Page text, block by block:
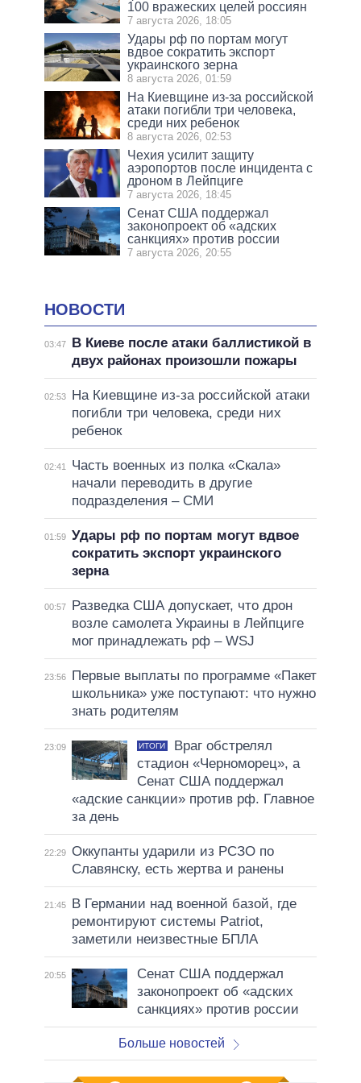
100 вражеских целей россиян
7 августа 2026, 18:05
Удары рф по портам могут
вдвое сократить экспорт
украинского зерна
8 августа 2026, 01:59
На Киевщине из-за российской
атаки погибли три человека,
среди них ребенок
8 августа 2026, 02:53
Чехия усилит защиту
аэропортов после инцидента с
дроном в Лейпциге
7 августа 2026, 18:45
Сенат США поддержал
законопроект об «адских
санкциях» против россии
7 августа 2026, 20:55
НОВОСТИ
03:47
В Киеве после атаки баллистикой в
двух районах произошли пожары
02:53
На Киевщине из-за российской атаки
погибли три человека, среди них
ребенок
02:41
Часть военных из полка «Скала»
начали переводить в другие
подразделения – СМИ
01:59 Удары рф по портам могут вдвое
сократить экспорт украинского
зерна
00:57
Разведка США допускает, что дрон
возле самолета Украины в Лейпциге
мог принадлежать рф – WSJ
23:56
Первые выплаты по программе «Пакет
школьника» уже поступают: что нужно
знать родителям
23:09 ИТОГИ
Враг обстрелял
стадион «Черноморец», а
Сенат США поддержал
«адские санкции» против рф. Главное
за день
22:29 Оккупанты ударили из РСЗО по
Славянску, есть жертва и ранены
21:45
В Германии над военной базой, где
ремонтируют системы Patriot,
заметили неизвестные БПЛА
20:55
Сенат США поддержал
законопроект об «адских
санкциях» против россии
Больше новостей